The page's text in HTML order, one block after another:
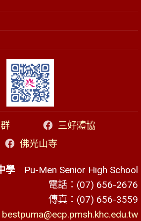
三好體協
佛光山寺
學 Pu-Men Senior High School
電話：(07) 656-2676
傳真：(07) 656-3559
bestpuma@ecp.pmsh.khc.edu.tw